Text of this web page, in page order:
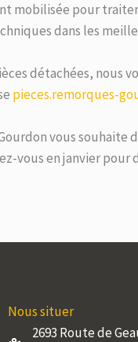
mobilisée pour
dans les
détachées, nous
pieces.remorques-
vous souhaite
vous en janvier pour
Nous situer
2693 Route de